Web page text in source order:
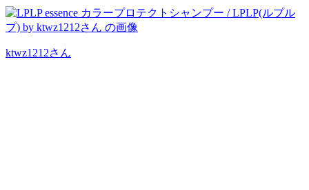
ktwz1212さん